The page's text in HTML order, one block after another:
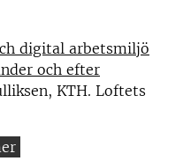
digital arbetsmiljö
och efter
KTH. Loftets